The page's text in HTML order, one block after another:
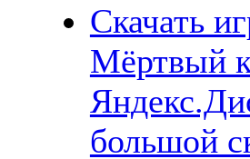
Скачать
Мёртвый
большой